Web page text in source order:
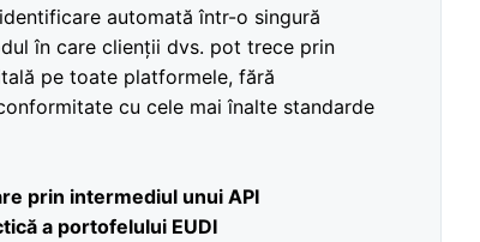
automată într-o singură
în care clienții dvs. pot trece prin
pe toate platformele, fără
cu cele mai înalte standarde
prin intermediul unui API
a portofelului EUDI